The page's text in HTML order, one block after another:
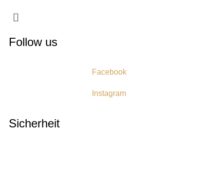
Follow us
Facebook
Instagram
Sicherheit